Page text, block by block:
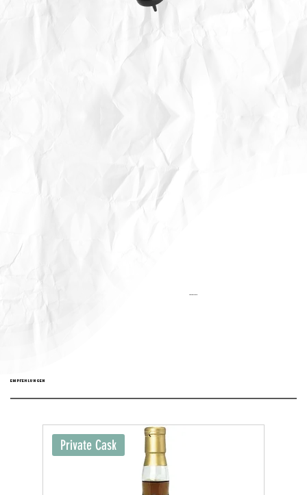
Aktualisiert:
EMPFEHLUNGEN
Private Cask